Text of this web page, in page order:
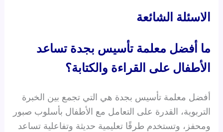
الاسئلة الشائعة
ما أفضل معلمة تأسيس بجدة تساعد
الأطفال على القراءة والكتابة؟
أفضل معلمة تأسيس بجدة هي التي تجمع بين الخبرة
التربوية، القدرة على التعامل مع الأطفال بأسلوب صبور
ومحفز، وتستخدم طرقًا تعليمية حديثة وتفاعلية تساعد